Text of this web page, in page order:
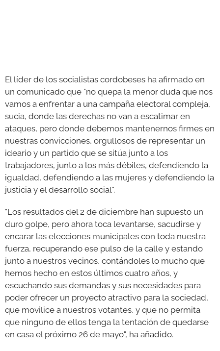
El líder de los socialistas cordobeses ha afirmado en
un comunicado que "no quepa la menor duda que nos
vamos a enfrentar a una campaña electoral compleja,
sucia, donde las derechas no van a escatimar en
ataques, pero donde debemos mantenernos firmes en
nuestras convicciones, orgullosos de representar un
ideario y un partido que se sitúa junto a los
trabajadores, junto a los más débiles, defendiendo la
igualdad, defendiendo a las mujeres y defendiendo la
justicia y el desarrollo social".
"Los resultados del 2 de diciembre han supuesto un
duro golpe, pero ahora toca levantarse, sacudirse y
encarar las elecciones municipales con toda nuestra
fuerza, recuperando ese pulso de la calle y estando
junto a nuestros vecinos, contándoles lo mucho que
hemos hecho en estos últimos cuatro años, y
escuchando sus demandas y sus necesidades para
poder ofrecer un proyecto atractivo para la sociedad,
que movilice a nuestros votantes, y que no permita
que ninguno de ellos tenga la tentación de quedarse
en casa el próximo 26 de mayo", ha añadido.